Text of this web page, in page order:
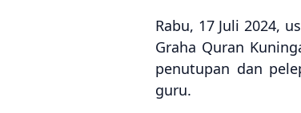
Rabu, 17 Juli 2024,
Graha Quran
penutupan dan
guru.